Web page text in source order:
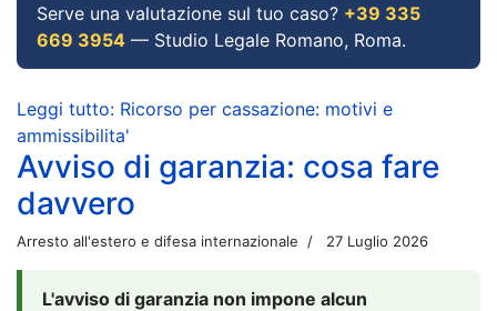
Serve una valutazione sul tuo caso? +39 335
669 3954 — Studio Legale Romano, Roma.
Leggi tutto: Ricorso per cassazione: motivi e
ammissibilita'
Avviso di garanzia: cosa fare
davvero
Arresto all'estero e difesa internazionale 27 Luglio 2026
L'avviso di garanzia non impone alcun